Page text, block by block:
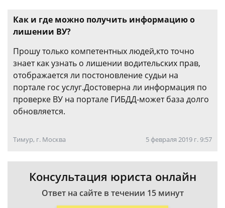
Как и где можно получить информацию о
лишении ВУ?
Прошу только компетентных людей,кто точно
знает как узнать о лишении водительских прав,
отображается ли постоновление судьи на
портале гос услуг.Достоверна ли информация по
проверке ВУ на портале ГИБДД-может база долго
обновляется.
Тимур, г. Москва 5 февраля 2019 г. 9:57
Консультация юриста онлайн
Ответ на сайте в течении 15 минут